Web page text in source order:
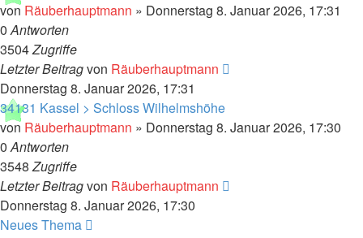
von Räuberhauptmann » Donnerstag 8. Januar 2026, 17:31
0Antworten
3504Zugriffe
Letzter Beitragvon Räuberhauptmann
Donnerstag 8. Januar 2026, 17:31
34131 Kassel > Schloss Wilhelmshöhe
von Räuberhauptmann » Donnerstag 8. Januar 2026, 17:30
0Antworten
3548Zugriffe
Letzter Beitragvon Räuberhauptmann
Donnerstag 8. Januar 2026, 17:30
Neues Thema